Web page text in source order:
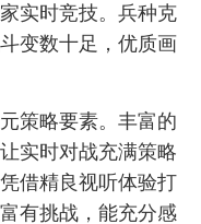
实时竞技。兵种克
变数十足，优质画
策略要素。丰富的
实时对战充满策略
借精良视听体验打
有挑战，能充分感